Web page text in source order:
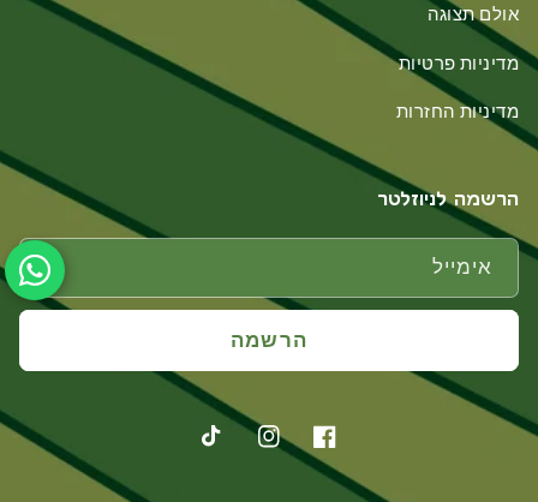
אולם תצוגה
מדיניות פרטיות
מדיניות החזרות
הרשמה לניוזלטר
אימייל
הרשמה
פייסבוקאינסטגרםטיקטוק